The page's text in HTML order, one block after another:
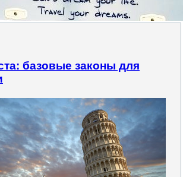
базовые законы для